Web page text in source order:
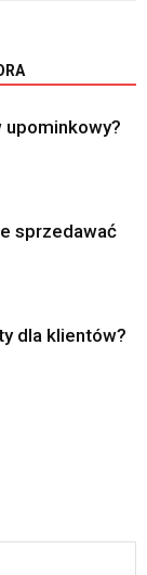
sprzedawać
dla klientów?